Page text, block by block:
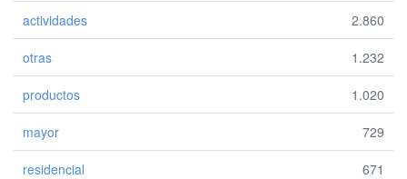
actividades 2.860
otras 1.232
productos 1.020
mayor 729
residencial 671